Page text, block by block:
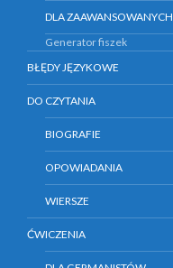
DLA ZAAWANSOWANYCH
Generator fiszek
BŁĘDY JĘZYKOWE
DO CZYTANIA
BIOGRAFIE
OPOWIADANIA
WIERSZE
ĆWICZENIA